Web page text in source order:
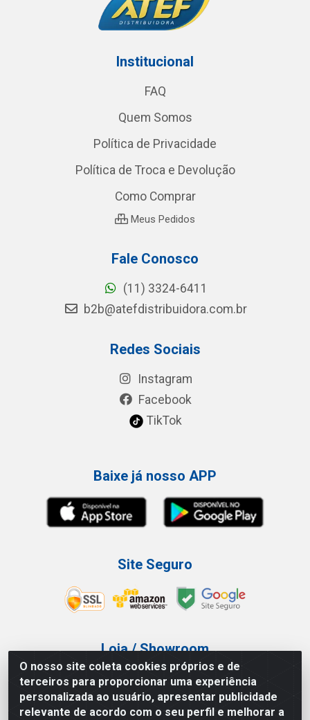
O nosso site coleta cookies próprios e de
terceiros para proporcionar uma experiência
personalizada ao usuário, apresentar publicidade
relevante de acordo com o seu perfil e melhorar a
Institucional
FAQ
Quem Somos
Política de Privacidade
Política de Troca e Devolução
Como Comprar
Meus Pedidos
Fale Conosco
(11) 3324-6411
b2b@atefdistribuidora.com.br
Redes Sociais
Instagram
Facebook
TikTok
Baixe já nosso APP
Site Seguro
Loja / Showroom
Tel.: (11) 3227-0546
Av Vautier, 587/597 - Pari - São Paulo/SP